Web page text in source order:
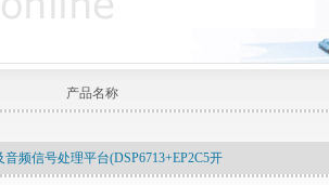
产品名称
频信号处理平台(DSP6713+EP2C5开